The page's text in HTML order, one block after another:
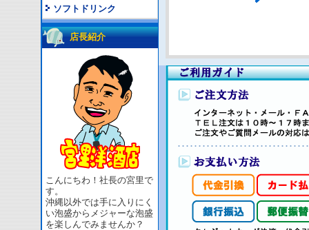
ソフトドリンク
店長紹介
こんにちわ！社長の宮里で
す。
沖縄以外では手に入りにく
い泡盛からメジャーな泡盛
を楽しんでみませんか？